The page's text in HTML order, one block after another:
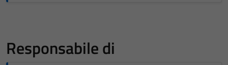
Responsabile di